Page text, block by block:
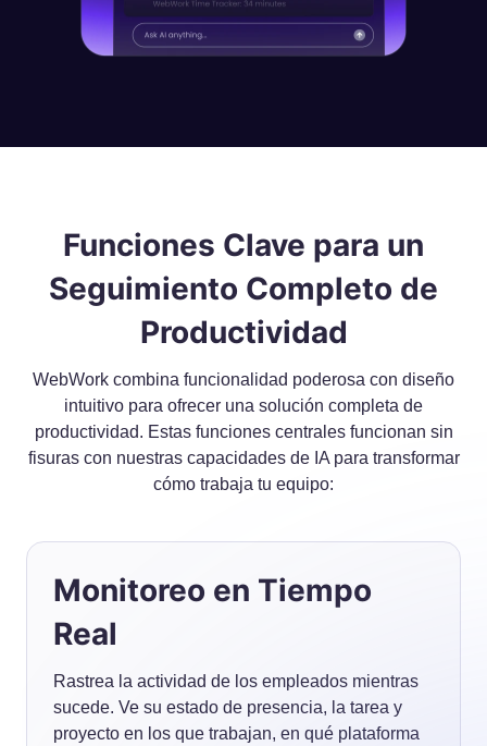
Funciones Clave para un
Seguimiento Completo de
Productividad
WebWork combina funcionalidad poderosa con diseño
intuitivo para ofrecer una solución completa de
productividad. Estas funciones centrales funcionan sin
fisuras con nuestras capacidades de IA para transformar
cómo trabaja tu equipo:
Monitoreo en Tiempo
Real
Rastrea la actividad de los empleados mientras
sucede. Ve su estado de presencia, la tarea y
proyecto en los que trabajan, en qué plataforma